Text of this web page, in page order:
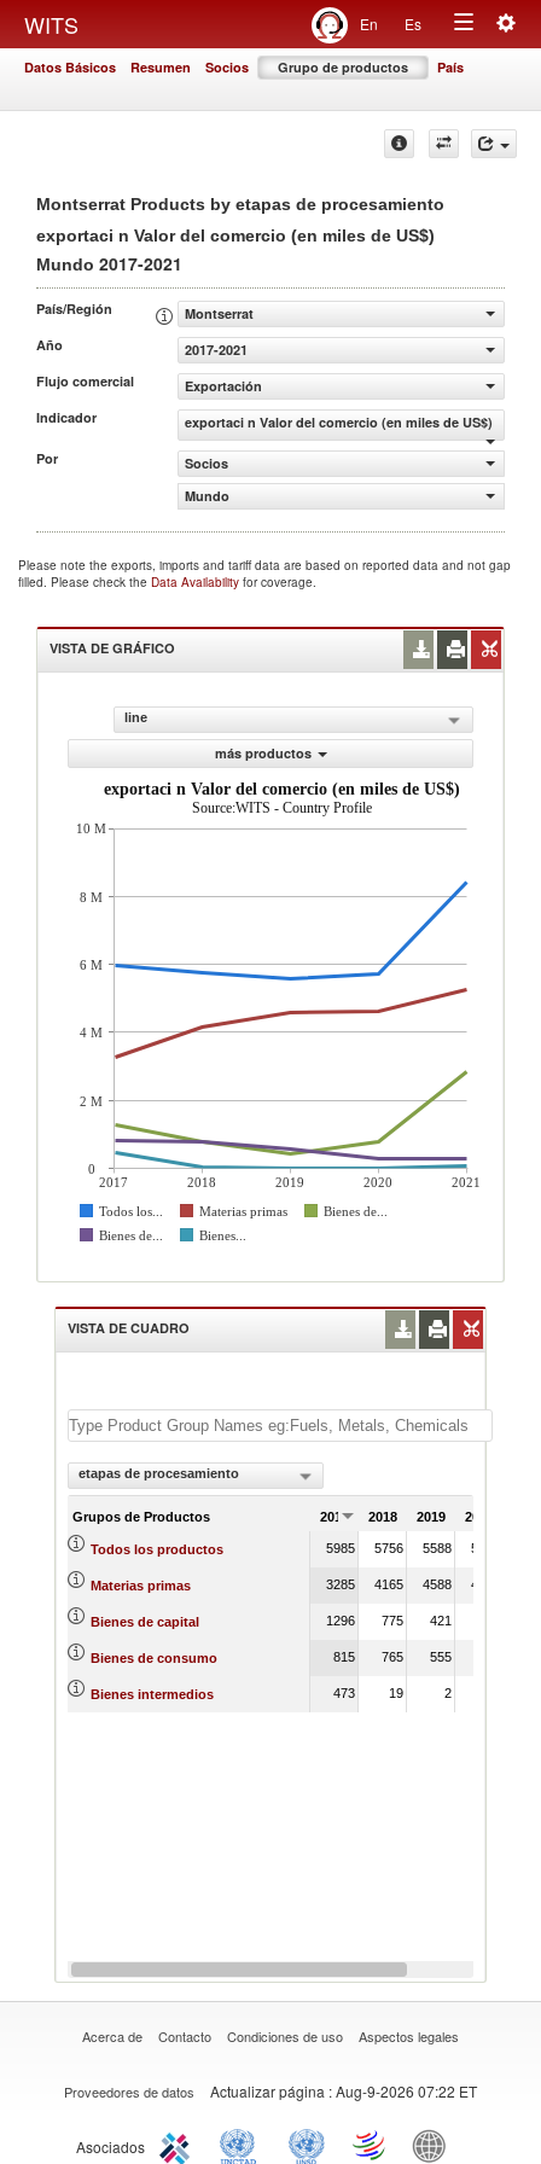
WITS En Es
Toggle
Datos Básicos Resumen Socios Grupo de productos País
Montserrat Products by etapas de procesamiento
exportaci n Valor del comercio (en miles de US$)
Mundo 2017-2021
País/Región
Montserrat
Año
2017-2021
Flujo comercial
Exportación
Indicador
exportaci n Valor del comercio (en miles de US$)
Por
Socios
Mundo
Please note the exports, imports and tariff data are based on reported data and not gap
filled. Please check the Data Availability for coverage.
VISTA DE GRÁFICO
line
más productos
exportaci n Valor del comercio (en miles de US$)
Source:WITS - Country Profile
2017 2018 2019 2020
2021
Todos los...
Materias primas
Bienes de...
Bienes de...
Bienes...
10 M
8 M
6 M
4 M
2 M
0
VISTA DE CUADRO
etapas de procesamiento
Grupos de Productos 2017 2018 2019 2020
Todos los productos 5985 5756 5588 5713
Materias primas 3285 4165 4588 4628
Bienes de capital 1296 775 421
Bienes de consumo 815 765 555
Bienes intermedios 473 19 2
Acerca de Contacto Condiciones de uso Aspectos legales
Proveedores de datos Actualizar página : Aug-9-2026 07:22 ET
Asociados